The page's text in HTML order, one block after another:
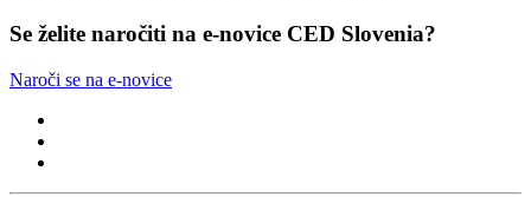
Se želite naročiti na e-novice CED Slovenia?
Naroči se na e-novice